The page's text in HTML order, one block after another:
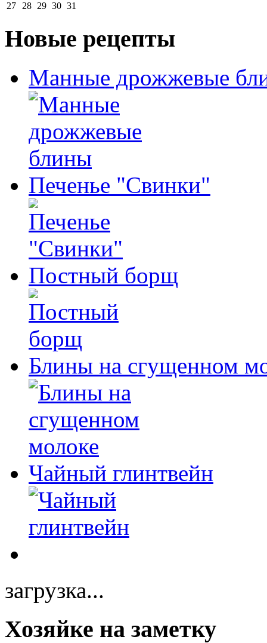
27 28 29 30 31
Новые рецепты
Манные дрожжевые
Печенье "Свинки"
Постный борщ
Блины на сгущенном
Чайный глинтвейн
загрузка...
Хозяйке на заметку